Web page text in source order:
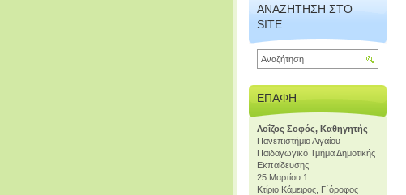
ΑΝΑΖΉΤΗΣΗ ΣΤΟ
SITE
ΕΠΑΦΉ
Λοΐζος Σοφός, Καθηγητής
Πανεπιστήμιο Αιγαίου
Παιδαγωγικό Τμήμα Δημοτικής
Εκπαίδευσης
25 Μαρτίου 1
Κτίριο Κάμειρος, Γ΄όροφος